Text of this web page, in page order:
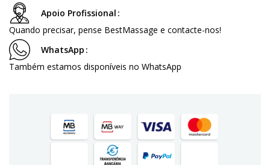
Apoio Profissional
Quando precisar, pense BestMassage e contacte-nos!
WhatsApp
Também estamos disponíveis no WhatsApp